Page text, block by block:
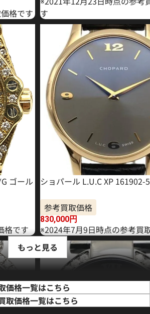
格です
す
ゴール
格です
ショパール L.U.C XP 161902-
参考買取価格
830,000円
※2024年7月9日時点の参考買
もっと見る
価格一覧はこちら
取価格一覧はこちら